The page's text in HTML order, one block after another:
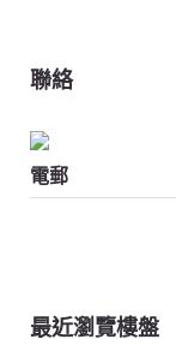
聯絡
電郵
最近瀏覽樓盤